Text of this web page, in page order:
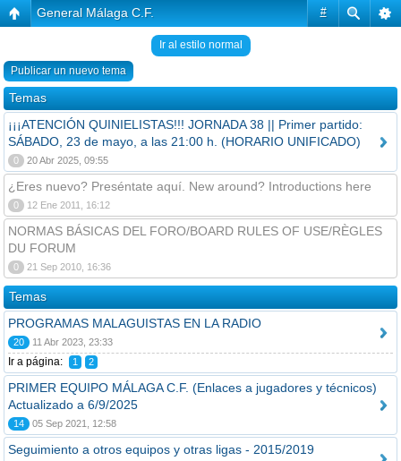
#
General Málaga C.F.
Ir al estilo normal
Publicar un nuevo tema
Temas
¡¡¡ATENCIÓN QUINIELISTAS!!! JORNADA 38 || Primer partido:
SÁBADO, 23 de mayo, a las 21:00 h. (HORARIO UNIFICADO)
0 20 Abr 2025, 09:55
¿Eres nuevo? Preséntate aquí. New around? Introductions here
0 12 Ene 2011, 16:12
NORMAS BÁSICAS DEL FORO/BOARD RULES OF USE/RÈGLES
DU FORUM
0 21 Sep 2010, 16:36
Temas
PROGRAMAS MALAGUISTAS EN LA RADIO
20 11 Abr 2023, 23:33
Ir a página: 1 2
PRIMER EQUIPO MÁLAGA C.F. (Enlaces a jugadores y técnicos)
Actualizado a 6/9/2025
14 05 Sep 2021, 12:58
Seguimiento a otros equipos y otras ligas - 2015/2019